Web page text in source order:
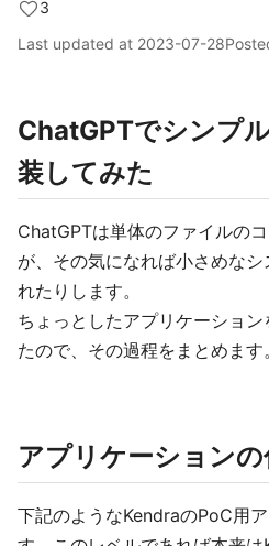
3
Last updated at 2023-07-28
ChatGPTでシンプ
装してみた
ChatGPTは単体のファイルの
が、その気になれば小さめなシ
れたりします。
ちょっとしたアプリケーショ
たので、その過程をまとめます。
アプリケーションの
下記のようなKendraのPoC用